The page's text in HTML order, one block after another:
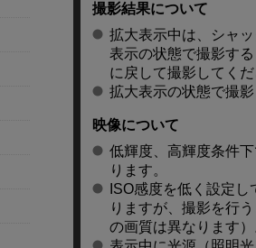
撮影結果について
拡大表示中は、シャ
表示の状態で撮影す
に戻して撮影してくだ
拡大表示の状態で撮
映像について
低輝度、高輝度条件
ります。
ISO感度を低く設定
りますが、撮影を行
の画質は異なります）